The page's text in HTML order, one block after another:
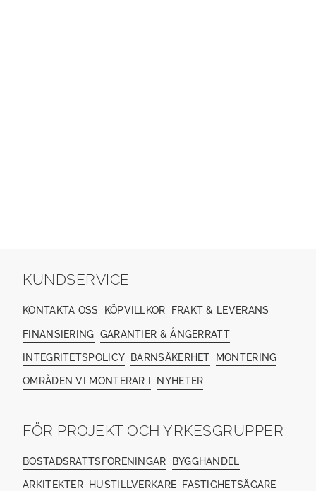
KUNDSERVICE
KONTAKTA OSS KÖPVILLKOR FRAKT & LEVERANS
FINANSIERING GARANTIER & ÅNGERRÄTT
INTEGRITETSPOLICY BARNSÄKERHET MONTERING
OMRÅDEN VI MONTERAR I NYHETER
FÖR PROJEKT OCH YRKESGRUPPER
BOSTADSRÄTTSFÖRENINGAR BYGGHANDEL
ARKITEKTER HUSTILLVERKARE FASTIGHETSÄGARE